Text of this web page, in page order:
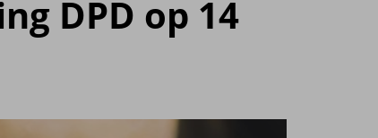
DPD op 14